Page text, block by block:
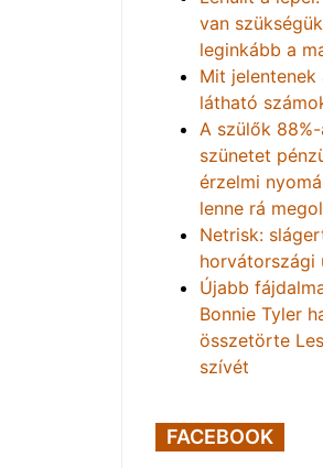
van
leginkább a
Mit
látható
A szülők
szünetet
érzelmi
lenne rá
Netrisk:
horvátországi
Újabb
Bonnie Tyler
összetörte
szívét
FACEBOOK